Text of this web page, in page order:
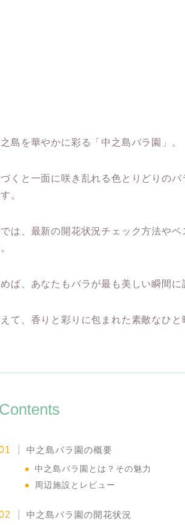
島を華やかに彩る「中之島バラ園」。
くと一面に咲き乱れる色とりどりの
。
は、最新の開花状況チェック方法や
ば、あなたもバラが最も美しい瞬間に
て、香りと彩りに包まれた素敵なひと
Contents
中之島バラ園の概要
中之島バラ園とは？その魅力
周辺施設とレビュー
中之島バラ園の開花状況